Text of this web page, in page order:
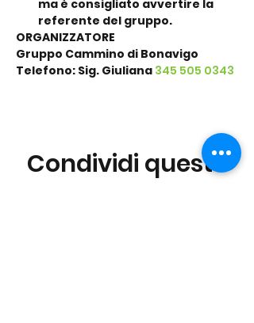
ma è consigliato avvertire la
referente del gruppo.
ORGANIZZATORE
Gruppo Cammino di Bonavigo
Telefono: Sig. Giuliana 345 505 0343
Condividi questo